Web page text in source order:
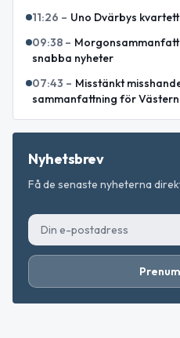
11:26 – Uno Dvärbys
09:38 –
snabba nyheter
07:43 – Misstänkt
sammanfattning för
Nyhetsbrev
Få de senaste nyheterna